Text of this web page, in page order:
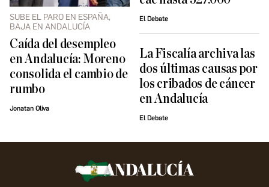
SUBE EL PARO EN ESPAÑA,
BAJA EN ANDALUCÍA
Caída del desempleo
en Andalucía: Moreno
consolida el cambio de
rumbo
Jonatan Oliva
El Debate
La Fiscalía archiva las
dos últimas causas por
los cribados de cáncer
en Andalucía
El Debate